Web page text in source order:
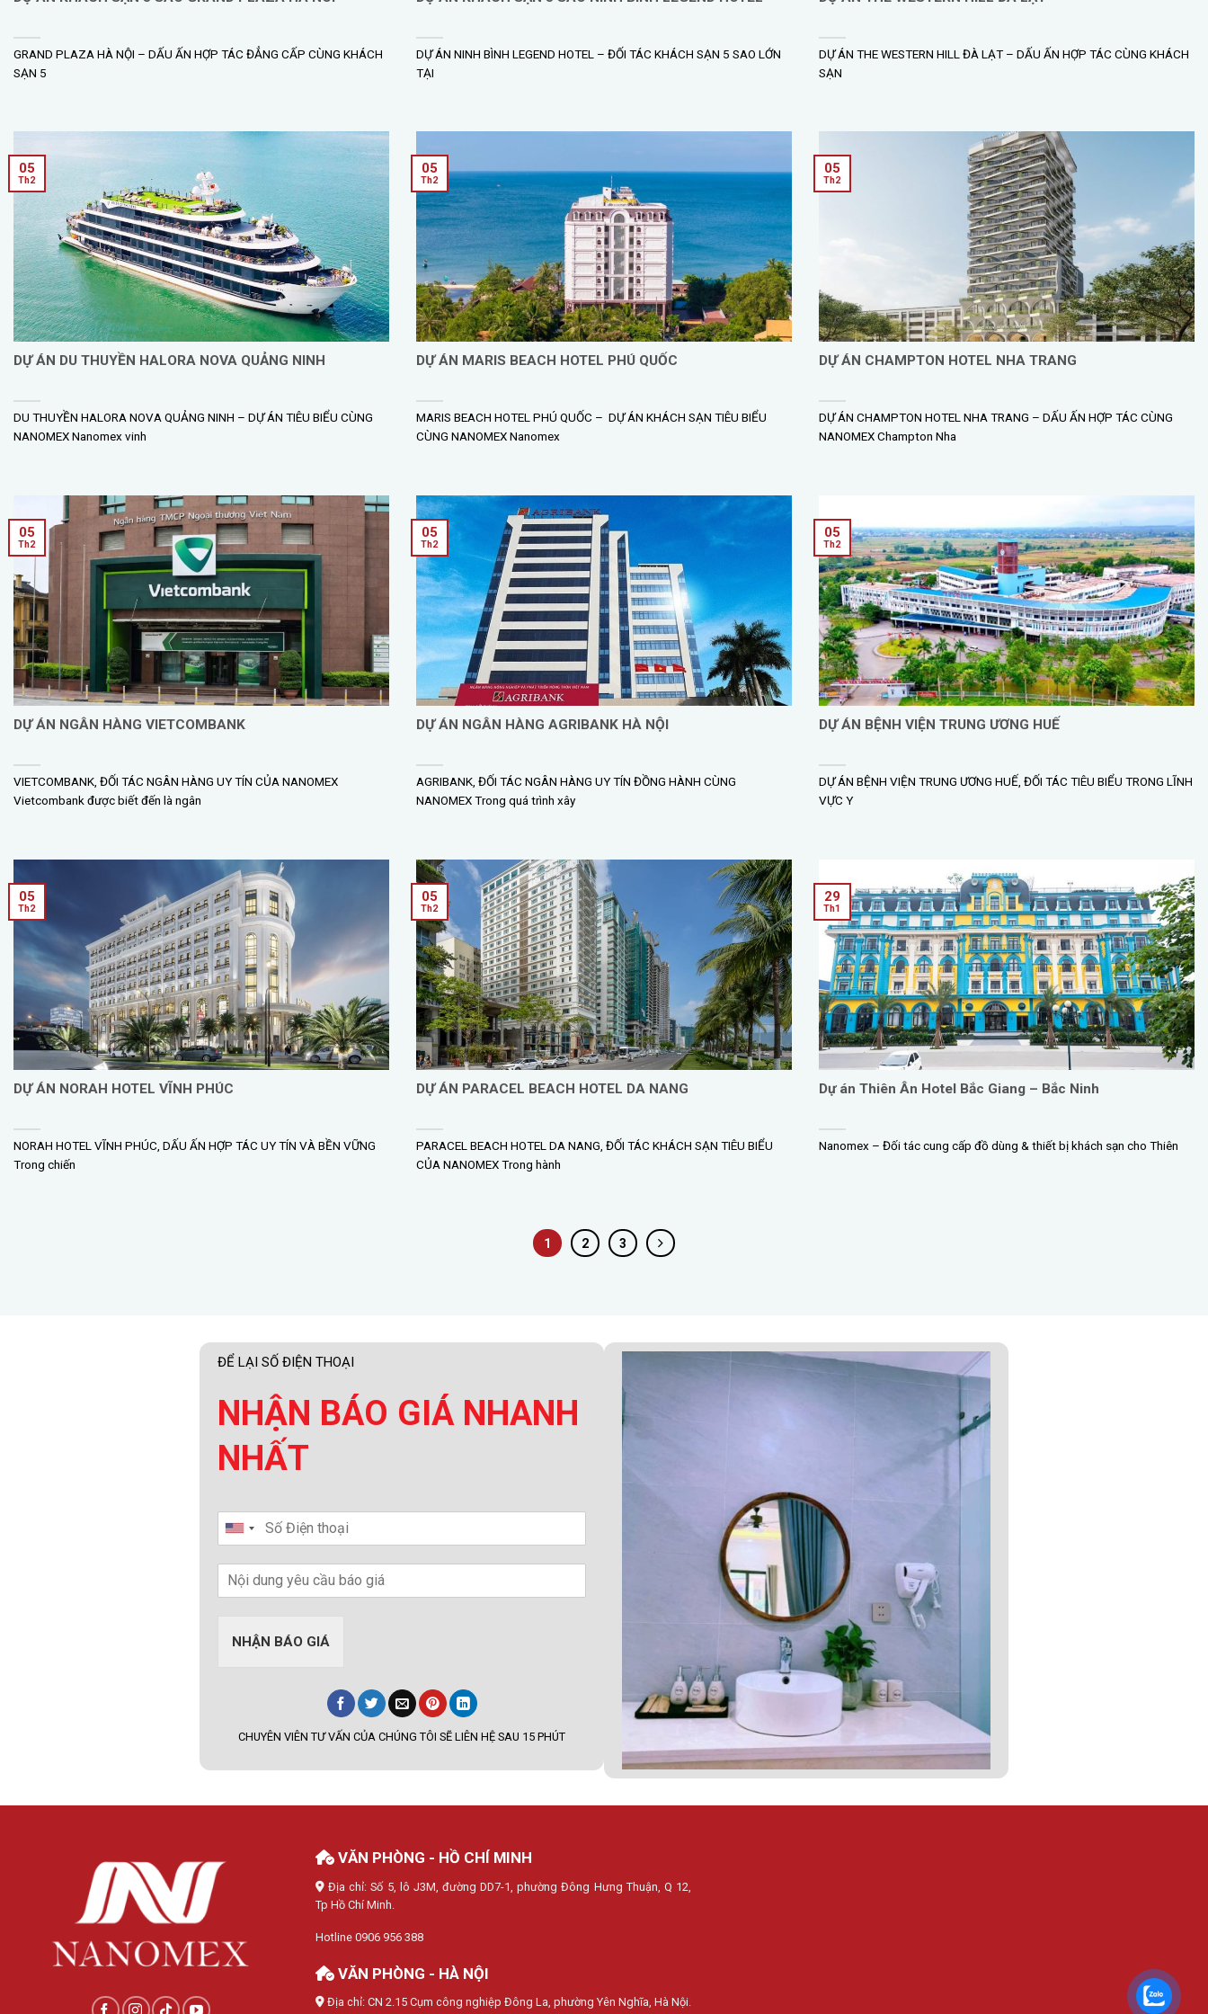
GRAND PLAZA HÀ NỘI – DẤU ẤN HỢP TÁC ĐẲNG CẤP CÙNG KHÁCH
SẠN 5
DỰ ÁN NINH BÌNH LEGEND HOTEL – ĐỐI TÁC KHÁCH SẠN 5 SAO LỚN
TẠI
DỰ ÁN THE WESTERN HILL ĐÀ LẠT – DẤU ẤN HỢP TÁC CÙNG KHÁCH
SẠN
DỰ ÁN DU THUYỀN HALORA NOVA QUẢNG NINH
DU THUYỀN HALORA NOVA QUẢNG NINH – DỰ ÁN TIÊU BIỂU CÙNG
NANOMEX Nanomex vinh
05
Th2
DỰ ÁN MARIS BEACH HOTEL PHÚ QUỐC
MARIS BEACH HOTEL PHÚ QUỐC – DỰ ÁN KHÁCH SẠN TIÊU BIỂU
CÙNG NANOMEX Nanomex
05
Th2
DỰ ÁN CHAMPTON HOTEL NHA TRANG
DỰ ÁN CHAMPTON HOTEL NHA TRANG – DẤU ẤN HỢP TÁC CÙNG
NANOMEX Champton Nha
05
Th2
DỰ ÁN NGÂN HÀNG VIETCOMBANK
VIETCOMBANK, ĐỐI TÁC NGÂN HÀNG UY TÍN CỦA NANOMEX
Vietcombank được biết đến là ngân
05
Th2
DỰ ÁN NGÂN HÀNG AGRIBANK HÀ NỘI
AGRIBANK, ĐỐI TÁC NGÂN HÀNG UY TÍN ĐỒNG HÀNH CÙNG
NANOMEX Trong quá trình xây
05
Th2
DỰ ÁN BỆNH VIỆN TRUNG ƯƠNG HUẾ
DỰ ÁN BỆNH VIỆN TRUNG ƯƠNG HUẾ, ĐỐI TÁC TIÊU BIỂU TRONG LĨNH
VỰC Y
05
Th2
DỰ ÁN NORAH HOTEL VĨNH PHÚC
NORAH HOTEL VĨNH PHÚC, DẤU ẤN HỢP TÁC UY TÍN VÀ BỀN VỮNG
Trong chiến
05
Th2
DỰ ÁN PARACEL BEACH HOTEL DA NANG
PARACEL BEACH HOTEL DA NANG, ĐỐI TÁC KHÁCH SẠN TIÊU BIỂU
CỦA NANOMEX Trong hành
05
Th2
Dự án Thiên Ân Hotel Bắc Giang – Bắc Ninh
Nanomex – Đối tác cung cấp đồ dùng & thiết bị khách sạn cho Thiên
29
Th1
1 2 3
ĐỂ LẠI SỐ ĐIỆN THOẠI
NHẬN BÁO GIÁ NHANH
NHẤT
NHẬN BÁO GIÁ
CHUYÊN VIÊN TƯ VẤN CỦA CHÚNG TÔI SẼ LIÊN HỆ SAU 15 PHÚT
VĂN PHÒNG - HỒ CHÍ MINH
Địa chỉ: Số 5, lô J3M, đường DD7-1, phường Đông Hưng Thuận, Q 12,
Tp Hồ Chí Minh.
Hotline 0906 956 388
VĂN PHÒNG - HÀ NỘI
Địa chỉ: CN 2.15 Cụm công nghiệp Đông La, phường Yên Nghĩa, Hà Nội.